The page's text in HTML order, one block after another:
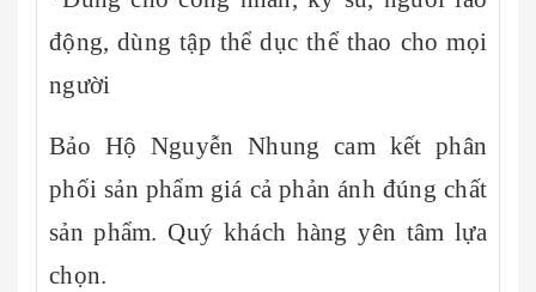
động, dùng tập thể dục thể thao cho mọi
người
Bảo Hộ Nguyễn Nhung cam kết phân
phối sản phẩm giá cả phản ánh đúng chất
sản phẩm. Quý khách hàng yên tâm lựa
chọn.